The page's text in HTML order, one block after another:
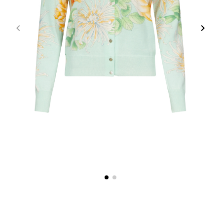
Précédent
keyboard_arrow_left keyboard_arrow_right